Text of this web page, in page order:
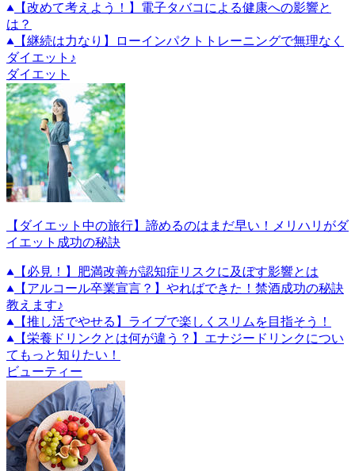
【改めて考えよう！】電子タバコによる健康への影響と
は？
【継続は力なり】ローインパクトトレーニングで無理なく
ダイエット♪
ダイエット
【ダイエット中の旅行】諦めるのはまだ早い！メリハリがダ
イエット成功の秘訣
【必見！】肥満改善が認知症リスクに及ぼす影響とは
【アルコール卒業宣言？】やればできた！禁酒成功の秘訣
教えます♪
【推し活でやせる】ライブで楽しくスリムを目指そう！
【栄養ドリンクとは何が違う？】エナジードリンクについ
てもっと知りたい！
ビューティー